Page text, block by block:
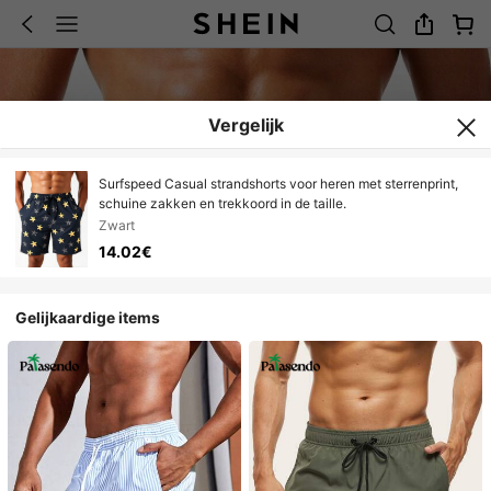
Vergelijk
Surfspeed Casual strandshorts voor heren met sterrenprint,
schuine zakken en trekkoord in de taille.
Zwart
14.02€
Gelijkaardige items